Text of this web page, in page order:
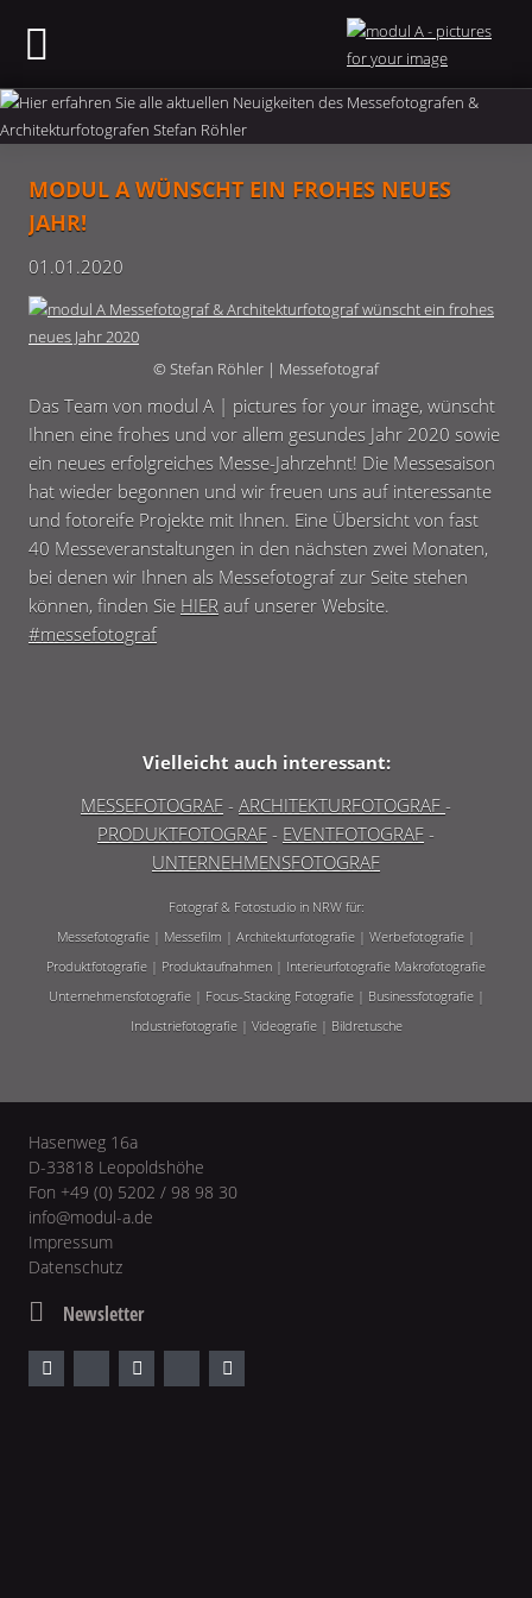
MODUL A WÜNSCHT EIN FROHES NEUES
JAHR!
01.01.2020
© Stefan Röhler | Messefotograf
Das Team von modul A | pictures for your image, wünscht
Ihnen eine frohes und vor allem gesundes Jahr 2020 sowie
ein neues erfolgreiches Messe-Jahrzehnt! Die Messesaison
hat wieder begonnen und wir freuen uns auf interessante
und fotoreife Projekte mit Ihnen. Eine Übersicht von fast
40 Messeveranstaltungen in den nächsten zwei Monaten,
bei denen wir Ihnen als Messefotograf zur Seite stehen
können, finden Sie HIERauf unserer Website.
#messefotograf
Vielleicht auch interessant:
MESSEFOTOGRAF- ARCHITEKTURFOTOGRAF-
PRODUKTFOTOGRAF- EVENTFOTOGRAF-
UNTERNEHMENSFOTOGRAF
Fotograf & Fotostudio in NRW für:
Messefotografie | Messefilm | Architekturfotografie | Werbefotografie |
Produktfotografie | Produktaufnahmen | Interieurfotografie Makrofotografie
Unternehmensfotografie | Focus-Stacking Fotografie | Businessfotografie |
Industriefotografie | Videografie | Bildretusche
Hasenweg 16a
D-33818 Leopoldshöhe
Fon +49 (0) 5202 / 98 98 30
info@modul-a.de
Impressum
Datenschutz
Newsletter